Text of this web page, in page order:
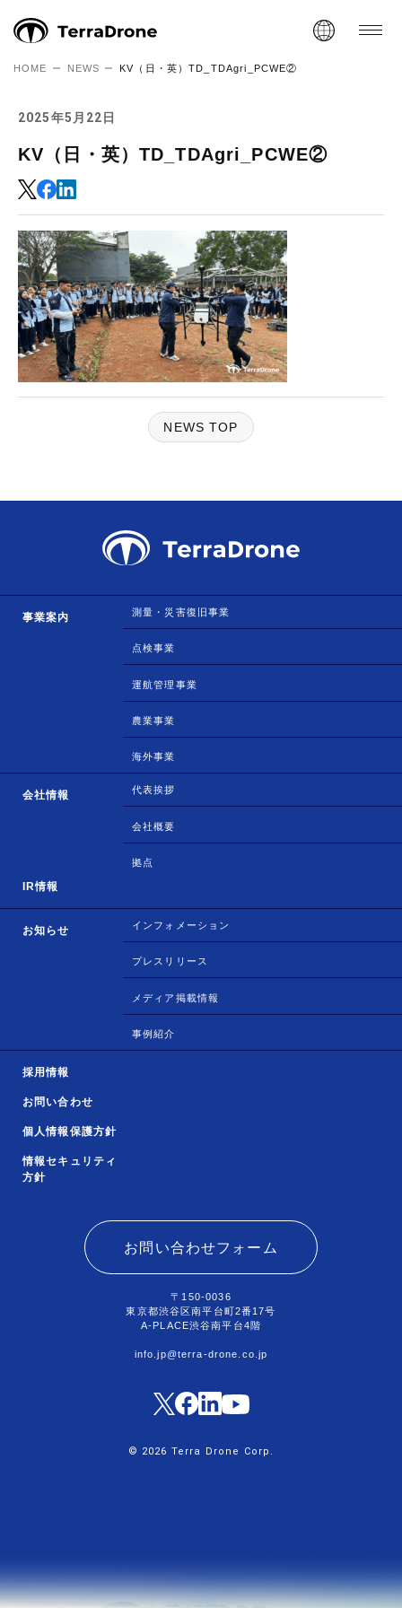
HOME NEWS KV（日・英）TD_TDAgri_PCWE②
2025年5月22日
KV（日・英）TD_TDAgri_PCWE②
NEWS TOP
事業案内 測量・災害復旧事業
点検事業
運航管理事業
農業事業
海外事業
会社情報 代表挨拶
会社概要
拠点
IR情報
お知らせ インフォメーション
プレスリリース
メディア掲載情報
事例紹介
採用情報
お問い合わせ
個人情報保護方針
情報セキュリティ
方針
お問い合わせフォーム
〒150-0036
東京都渋谷区南平台町2番17号
A-PLACE渋谷南平台4階
info.jp@terra-drone.co.jp
© 2026 Terra Drone Corp.